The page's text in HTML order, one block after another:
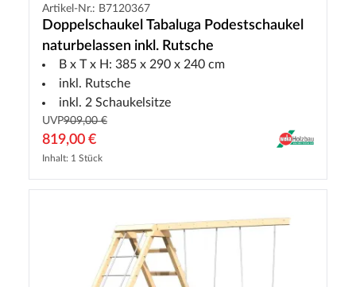
Artikel-Nr.: B7120367
Doppelschaukel Tabaluga Podestschaukel
naturbelassen inkl. Rutsche
B x T x H: 385 x 290 x 240 cm
inkl. Rutsche
inkl. 2 Schaukelsitze
UVP909,00 €
819,00 €
Inhalt: 1 Stück